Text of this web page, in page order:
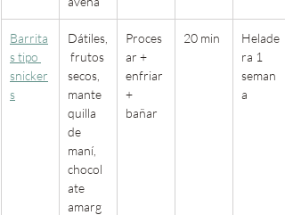
Barrita
s tipo
snicker
s
Dátiles,
frutos
secos,
mante
quilla
de
maní,
chocol
ate
amarg
Proces
ar +
enfriar
+
bañar
20 min
Helade
ra 1
seman
a